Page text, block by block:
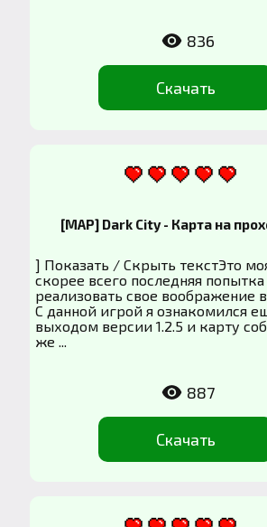
Скачать
836
[MAP] Dark City - Карта на
] Показать / Скрыть текстЭто
скорее всего последняя попытка
реализовать свое воображение
С данной игрой я ознакомился
выходом версии 1.2.5 и карту
же ...
Скачать
887